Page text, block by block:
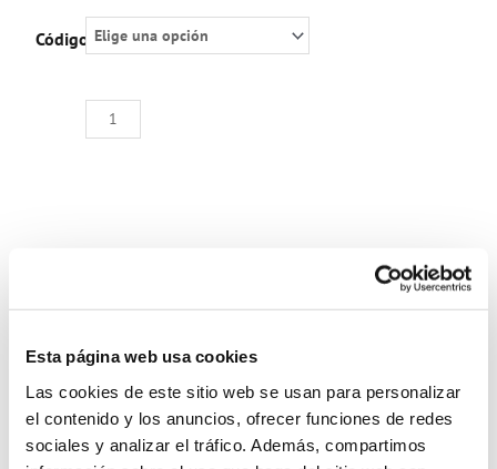
Esta página web usa cookies
Las cookies de este sitio web se usan para personalizar
el contenido y los anuncios, ofrecer funciones de redes
sociales y analizar el tráfico. Además, compartimos
Código:AUTOTRANSFORMADOR
MONOFÁSICO
/
110Vac
Especificaciones técnicas
Descargar documentos
Sectores industriales